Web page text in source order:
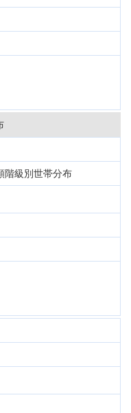
階級別世帯分布